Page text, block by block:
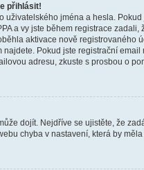
přihlásit!
uživatelského jména a hesla.
a vy jste během registrace
aktivace nově registrovaného
Pokud jste registrační
adresu, zkuste s prosbou o
dojít. Nejdříve se ujistěte, že
chyba v nastavení, která by měla